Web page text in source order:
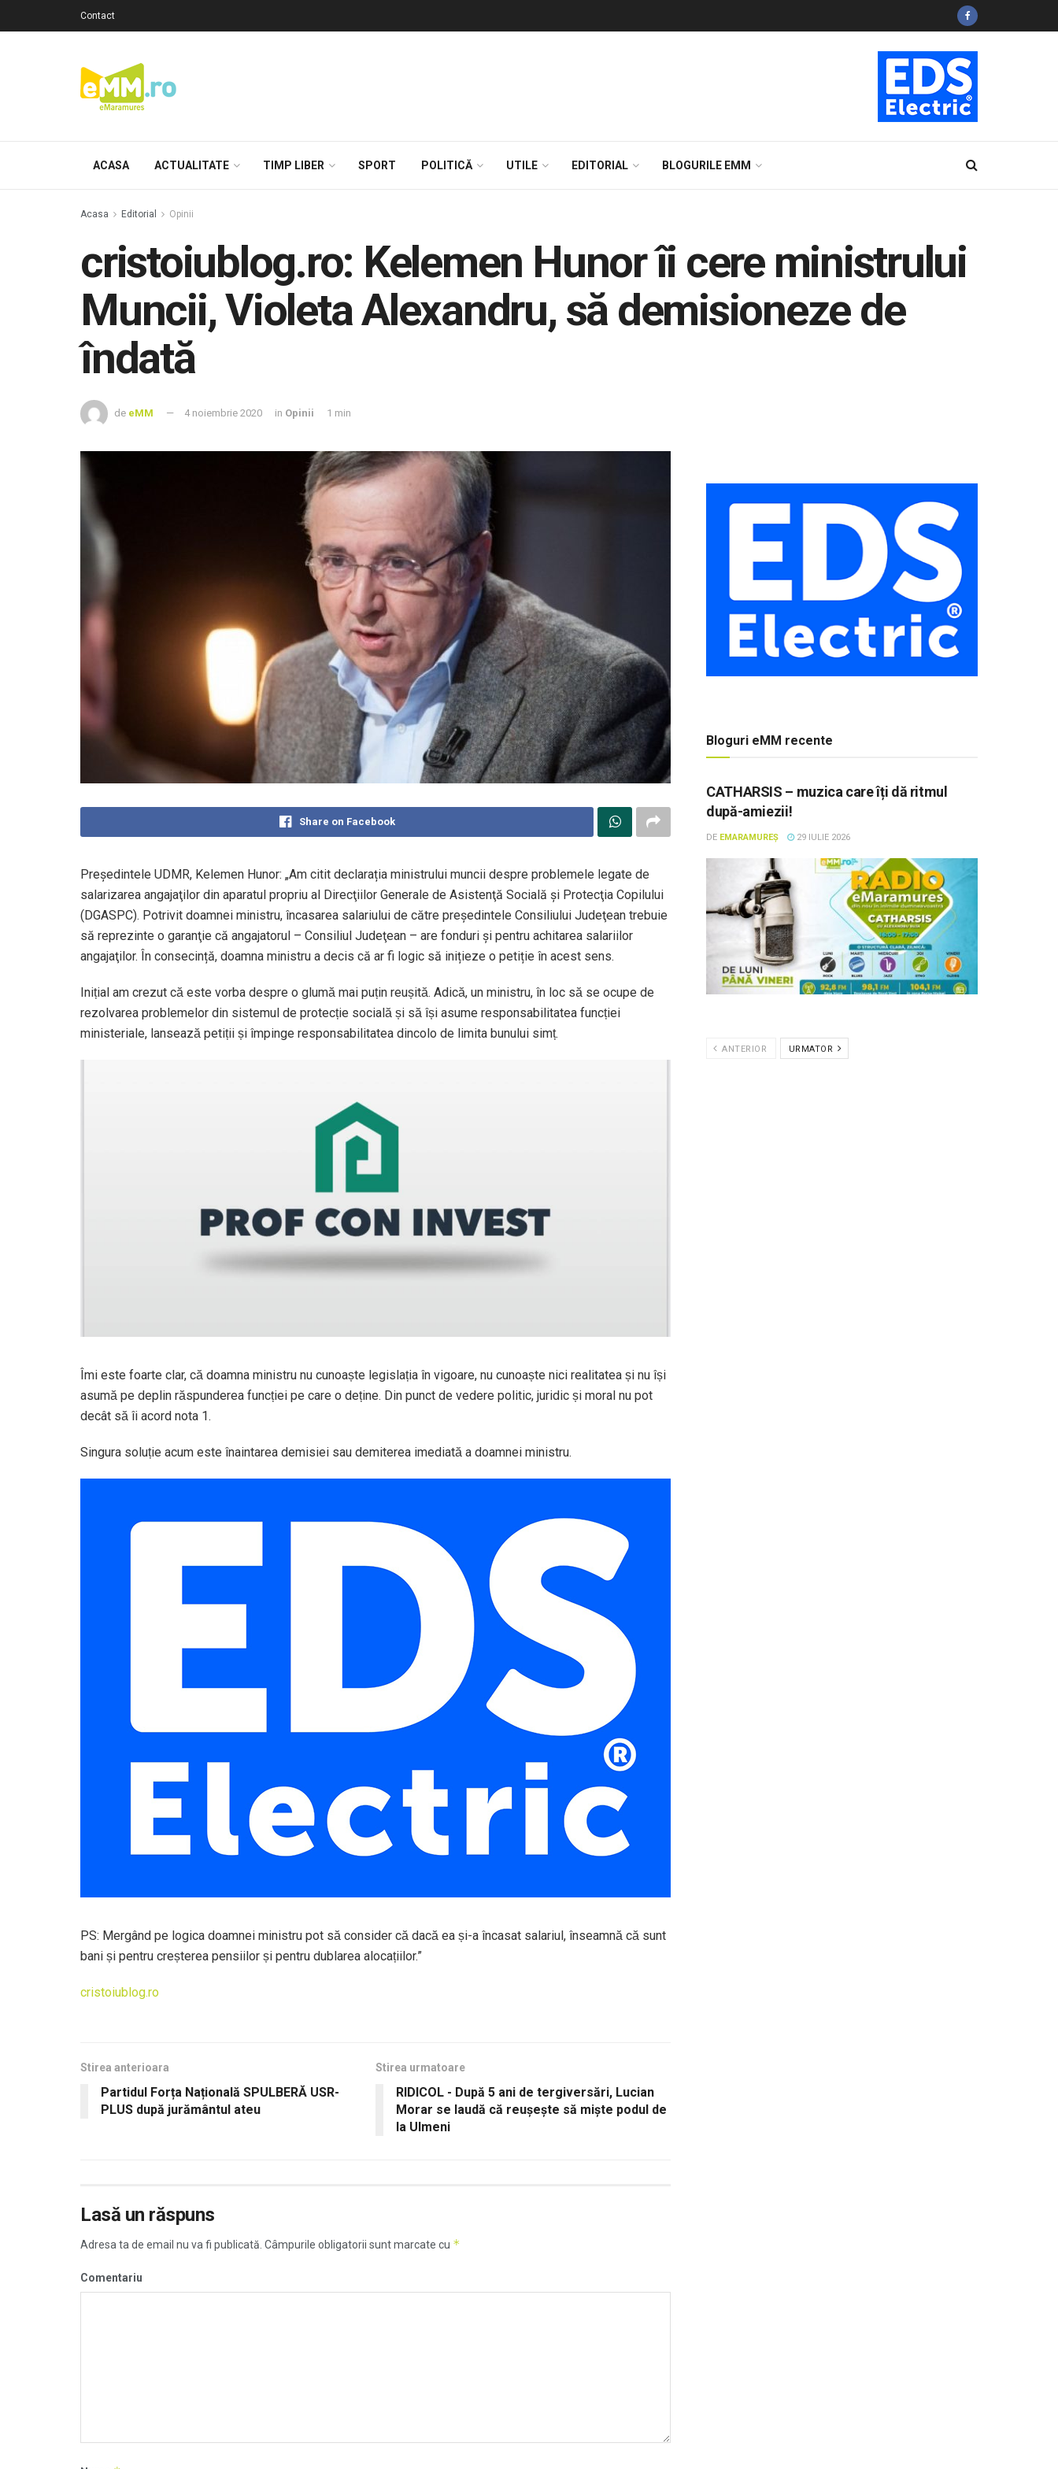
Contact
ACASA ACTUALITATE TIMP LIBER SPORT POLITICĂ UTILE EDITORIAL BLOGURILE EMM
Acasa Editorial Opinii
cristoiublog.ro: Kelemen Hunor îi cere ministrului
Muncii, Violeta Alexandru, să demisioneze de
îndată
de eMM 4 noiembrie 2020 in Opinii 1 min
Share on Facebook
Președintele UDMR, Kelemen Hunor: „Am citit declarația ministrului muncii despre problemele legate de
salarizarea angajaţilor din aparatul propriu al Direcţiilor Generale de Asistenţă Socială şi Protecţia Copilului
(DGASPC). Potrivit doamnei ministru, încasarea salariului de către preşedintele Consiliului Judeţean trebuie
să reprezinte o garanţie că angajatorul – Consiliul Judeţean – are fonduri şi pentru achitarea salariilor
angajaţilor. În consecință, doamna ministru a decis că ar fi logic să inițieze o petiție în acest sens.
Inițial am crezut că este vorba despre o glumă mai puțin reușită. Adică, un ministru, în loc să se ocupe de
rezolvarea problemelor din sistemul de protecție socială și să își asume responsabilitatea funcției
ministeriale, lansează petiții și împinge responsabilitatea dincolo de limita bunului simț.
Îmi este foarte clar, că doamna ministru nu cunoaște legislația în vigoare, nu cunoaște nici realitatea și nu își
asumă pe deplin răspunderea funcției pe care o deține. Din punct de vedere politic, juridic și moral nu pot
decât să îi acord nota 1.
Singura soluție acum este înaintarea demisiei sau demiterea imediată a doamnei ministru.
PS: Mergând pe logica doamnei ministru pot să consider că dacă ea și-a încasat salariul, înseamnă că sunt
bani și pentru creșterea pensiilor și pentru dublarea alocațiilor.”
cristoiublog.ro
Stirea anterioara
Partidul Forța Națională SPULBERĂ USR-
PLUS după jurământul ateu
Stirea urmatoare
RIDICOL - După 5 ani de tergiversări, Lucian
Morar se laudă că reușește să miște podul de
la Ulmeni
Lasă un răspuns
Adresa ta de email nu va fi publicată. Câmpurile obligatorii sunt marcate cu *
Comentariu
Bloguri eMM recente
CATHARSIS – muzica care îți dă ritmul
după-amiezii!
DE EMARAMUREȘ 29 IULIE 2026
ANTERIOR URMATOR